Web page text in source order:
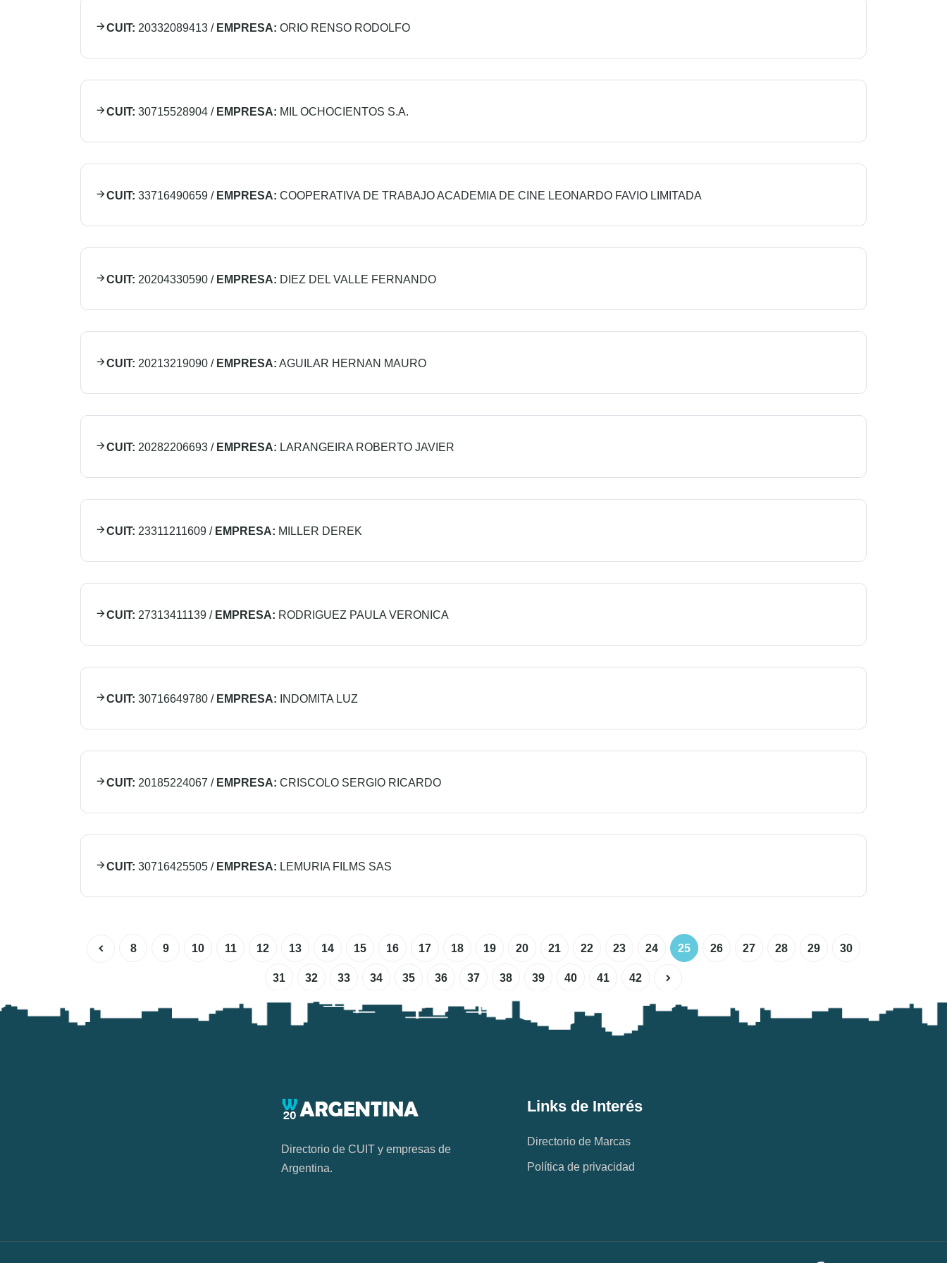
CUIT: 20332089413 / EMPRESA: ORIO RENSO RODOLFO
CUIT: 30715528904 / EMPRESA: MIL OCHOCIENTOS S.A.
CUIT: 33716490659 / EMPRESA: COOPERATIVA DE TRABAJO ACADEMIA DE CINE LEONARDO FAVIO LIMITADA
CUIT: 20204330590 / EMPRESA: DIEZ DEL VALLE FERNANDO
CUIT: 20213219090 / EMPRESA: AGUILAR HERNAN MAURO
CUIT: 20282206693 / EMPRESA: LARANGEIRA ROBERTO JAVIER
CUIT: 23311211609 / EMPRESA: MILLER DEREK
CUIT: 27313411139 / EMPRESA: RODRIGUEZ PAULA VERONICA
CUIT: 30716649780 / EMPRESA: INDOMITA LUZ
CUIT: 20185224067 / EMPRESA: CRISCOLO SERGIO RICARDO
CUIT: 30716425505 / EMPRESA: LEMURIA FILMS SAS
8 9 10 11 12 13 14 15 16 17 18 19 20 21 22 23 24 25 26 27 28 29 30
31 32 33 34 35 36 37 38 39 40 41 42
Directorio de CUIT y empresas de
Argentina.
Links de Interés
Directorio de Marcas
Política de privacidad